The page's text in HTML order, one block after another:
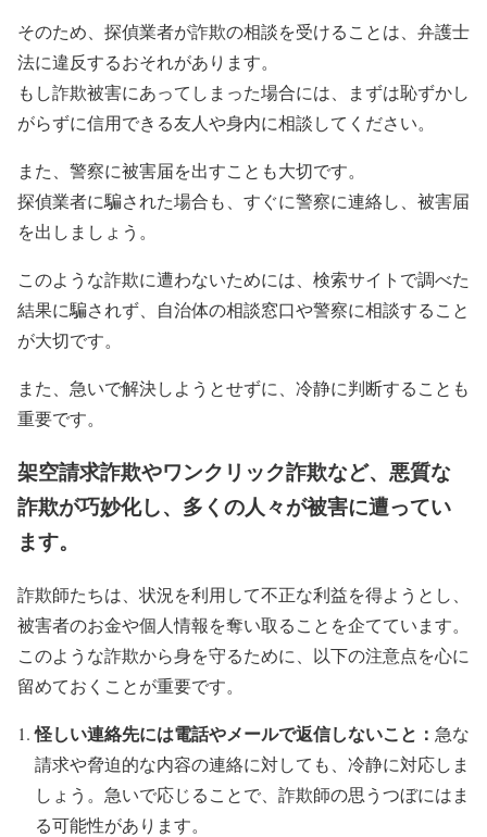
そのため、探偵業者が詐欺の相談を受けることは、弁護士
法に違反するおそれがあります。
もし詐欺被害にあってしまった場合には、まずは恥ずかし
がらずに信用できる友人や身内に相談してください。
また、警察に被害届を出すことも大切です。
探偵業者に騙された場合も、すぐに警察に連絡し、被害届
を出しましょう。
このような詐欺に遭わないためには、検索サイトで調べた
結果に騙されず、自治体の相談窓口や警察に相談すること
が大切です。
また、急いで解決しようとせずに、冷静に判断することも
重要です。
架空請求詐欺やワンクリック詐欺など、悪質な
詐欺が巧妙化し、多くの人々が被害に遭ってい
ます。
詐欺師たちは、状況を利用して不正な利益を得ようとし、
被害者のお金や個人情報を奪い取ることを企てています。
このような詐欺から身を守るために、以下の注意点を心に
留めておくことが重要です。
怪しい連絡先には電話やメールで返信しないこと： 急な
請求や脅迫的な内容の連絡に対しても、冷静に対応しま
しょう。急いで応じることで、詐欺師の思うつぼにはま
る可能性があります。